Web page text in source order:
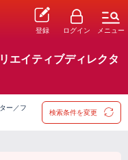
登録 ログイン メニュー
エイティブディレクタ
ー／フ
検索条件を変更